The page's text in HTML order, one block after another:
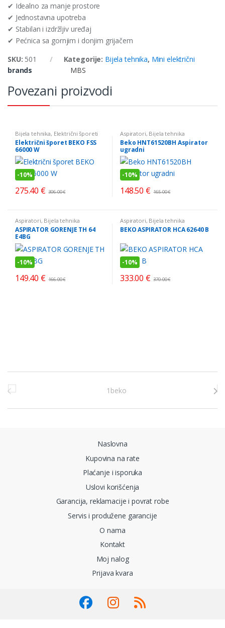
✔ Idealno za manje prostore
✔ Jednostavna upotreba
✔ Stabilan i izdržljiv uređaj
✔ Pećnica sa gornjim i donjim grijačem
SKU: 501 Kategorije: Bijela tehnika, Mini električni
brands
MBS
Povezani proizvodi
Bijela tehnika, Električni šporeti
Električni šporet BEKO FSS
66000 W
-10%
275.40 € 306.00€
Aspiratori, Bijela tehnika
Beko HNT61520BH Aspirator
ugradni
-10%
148.50 € 165.00€
Aspiratori, Bijela tehnika
ASPIRATOR GORENJE TH 64
E4BG
-10%
149.40 € 166.00€
Aspiratori, Bijela tehnika
BEKO ASPIRATOR HCA 62640 B
-10%
333.00 € 370.00€
Brands Carousel
Naslovna
Kupovina na rate
Plaćanje i isporuka
Uslovi korišćenja
Garancija, reklamacije i povrat robe
Servis i produžene garancije
O nama
Kontakt
Moj nalog
Prijava kvara